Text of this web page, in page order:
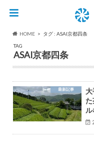
HOME
タグ : ASAI京都四条
TAG
ASAI京都四条
最新記事